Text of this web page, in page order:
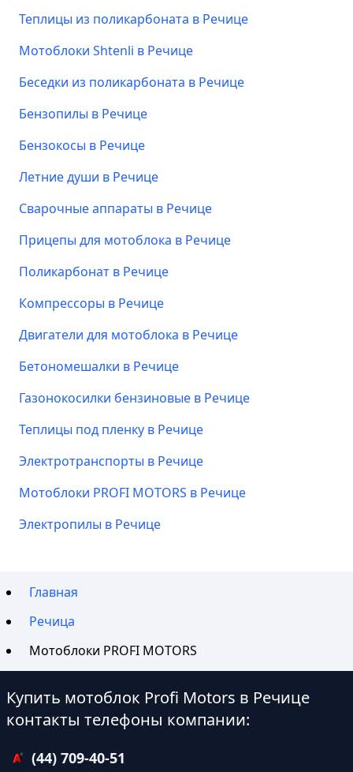
Теплицы из поликарбоната в Речице
Мотоблоки Shtenli в Речице
Беседки из поликарбоната в Речице
Бензопилы в Речице
Бензокосы в Речице
Летние души в Речице
Сварочные аппараты в Речице
Прицепы для мотоблока в Речице
Поликарбонат в Речице
Компрессоры в Речице
Двигатели для мотоблока в Речице
Бетономешалки в Речице
Газонокосилки бензиновые в Речице
Теплицы под пленку в Речице
Электротранспорты в Речице
Мотоблоки PROFI MOTORS в Речице
Электропилы в Речице
Главная
Речица
Мотоблоки PROFI MOTORS
Купить мотоблок Profi Motors в Речице
контакты телефоны компании:
(44) 709-40-51